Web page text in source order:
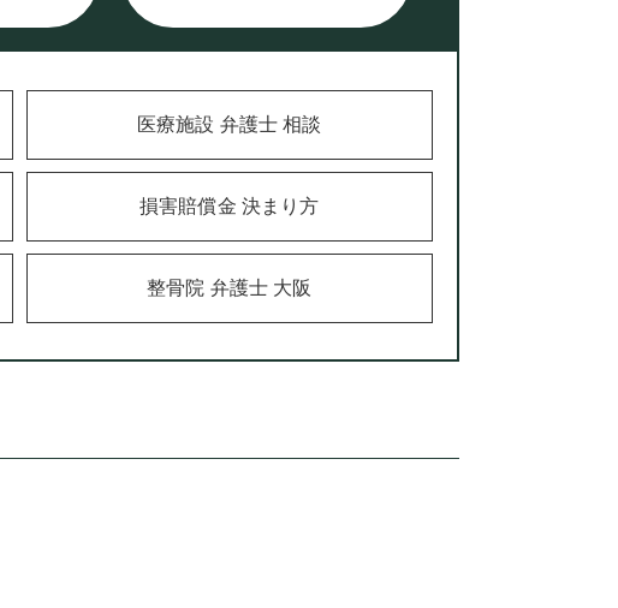
医療施設 弁護士 相談
損害賠償金 決まり方
整骨院 弁護士 大阪